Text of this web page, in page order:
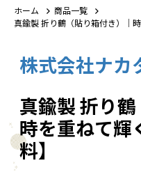
ホーム
商品一覧
真鍮製 折り鶴（貼り箱付き）｜
株式会社ナカ
真鍮製 折り
時を重ねて輝
料】